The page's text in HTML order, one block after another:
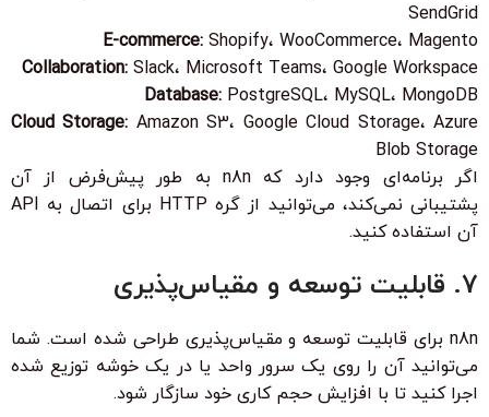
SendGrid
E-commerce: Shopify، WooCommerce، Magento
Collaboration: Slack، Microsoft Teams، Google Workspace
Database: PostgreSQL، MySQL، MongoDB
Cloud Storage: Amazon S3، Google Cloud Storage، Azure
Blob Storage
اگر برنامه‌ای وجود دارد که n8n به طور پیش‌فرض از آن
پشتیبانی نمی‌کند، می‌توانید از گره HTTP برای اتصال به API
آن استفاده کنید.
7. قابلیت توسعه و مقیاس‌پذیری
n8n برای قابلیت توسعه و مقیاس‌پذیری طراحی شده است. شما
می‌توانید آن را روی یک سرور واحد یا در یک خوشه توزیع شده
اجرا کنید تا با افزایش حجم کاری خود سازگار شود.